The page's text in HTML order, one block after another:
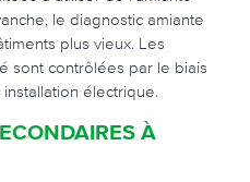
le diagnostic amiante
plus vieux. Les
sont contrôlées par le biais
électrique.
À